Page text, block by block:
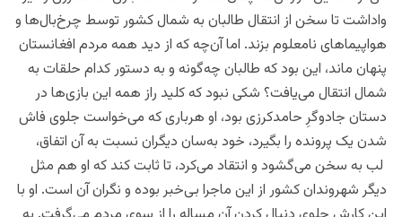
واداشت تا سخن از انتقال طالبان به شمال کشور توسط چرخ‌بال‌ها و
هواپیماهای نامعلوم بزند. اما آن‌چه که از دید همه مردم افغانستان
پنهان ماند، این بود که طالبان چه‌گونه و به ‌دستور کدام حلقات به
شمال انتقال می‌یافت؟ شکی نبود که کلید راز همه این بازی‌ها در
دستان جادوگرِ حامدکرزی بود، او هرباری که می‌خواست جلوی فاش
شدن یک پرونده را بگیرد، خود به‌سان دیگران نسبت به آن اتفاق،
لب به سخن می‌گشود و انتقاد می‌کرد، تا ثابت کند که او هم مثل
دیگر شهروندان کشور از این ماجرا بی‌خبر بوده و نگران آن است. او با